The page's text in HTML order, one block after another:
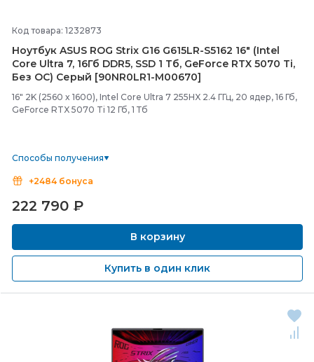
Код товара: 1232873
Ноутбук ASUS ROG Strix G16 G615LR-S5162 16" (Intel
Core Ultra 7, 16Гб DDR5, SSD 1 Тб, GeForce RTX 5070 Ti,
Без ОС) Серый [90NR0LR1-M00670]
16" 2K (2560 x 1600), Intel Core Ultra 7 255HX 2.4 ГГц, 20 ядер, 16 Гб,
GeForce RTX 5070 Ti 12 Гб, 1 Тб
Способы получения
+2484 бонуса
222 790 ₽
В корзину
Купить в один клик